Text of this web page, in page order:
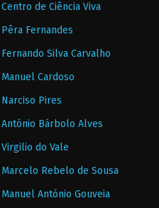
Centro de Ciência Viva
Pêra Fernandes
Fernando Silva Carvalho
Manuel Cardoso
Narciso Pires
António Bárbolo Alves
Virgilio do Vale
Marcelo Rebelo de Sousa
Manuel António Gouveia